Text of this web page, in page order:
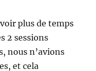
plus de temps
2 sessions
nous n’avions
et cela